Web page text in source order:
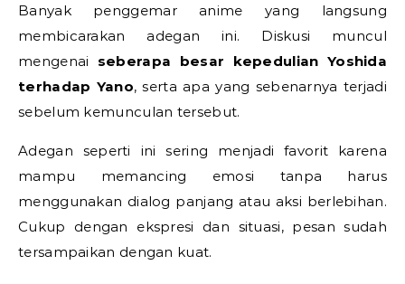
Banyak penggemar anime yang langsung
membicarakan adegan ini. Diskusi muncul
mengenai seberapa besar kepedulian Yoshida
terhadap Yano, serta apa yang sebenarnya terjadi
sebelum kemunculan tersebut.
Adegan seperti ini sering menjadi favorit karena
mampu memancing emosi tanpa harus
menggunakan dialog panjang atau aksi berlebihan.
Cukup dengan ekspresi dan situasi, pesan sudah
tersampaikan dengan kuat.